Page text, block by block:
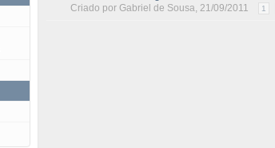
Criado por Gabriel de Sousa, 21/09/2011 1